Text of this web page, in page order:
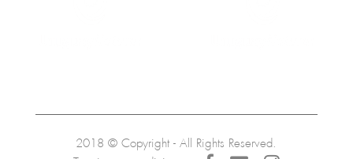
2018 © Copyright - All Rights Reserved.